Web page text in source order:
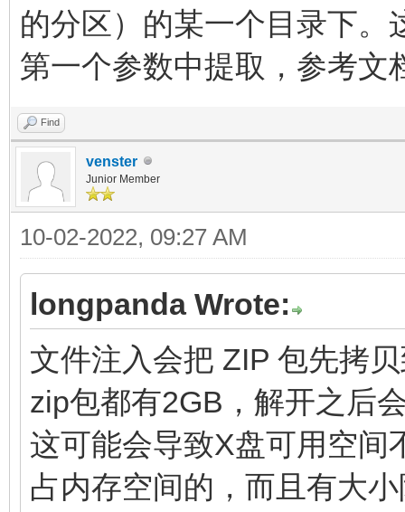
的分区）的某一个目录下。
第一个参数中提取，参考文
Find
venster
Junior Member
10-02-2022, 09:27 AM
longpanda Wrote:
文件注入会把 ZIP 包先拷
zip包都有2GB，解开之后
这可能会导致X盘可用空间
占内存空间的，而且有大